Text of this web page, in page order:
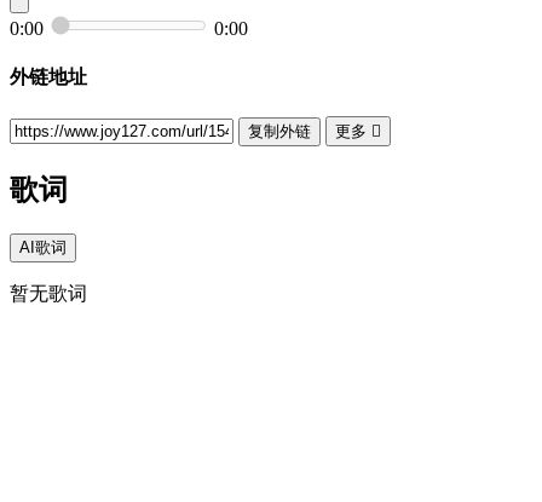
0:00 0:00
外链地址
复制外链 更多 
歌词
AI歌词
暂无歌词